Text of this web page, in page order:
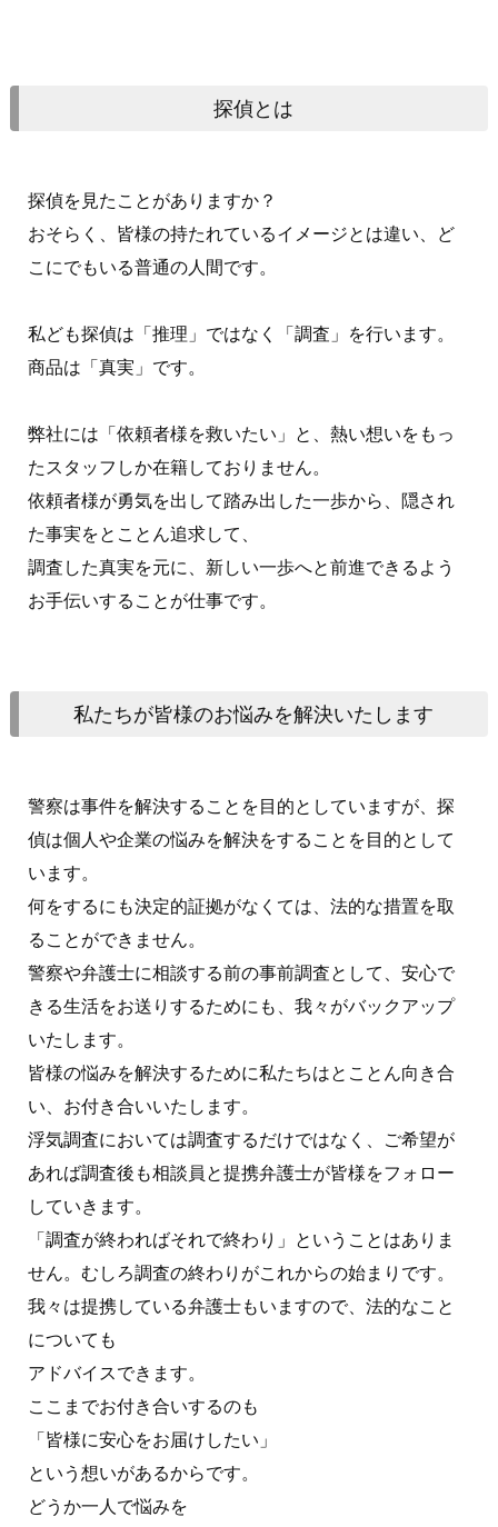
探偵とは
探偵を見たことがありますか？
おそらく、皆様の持たれているイメージとは違い、ど
こにでもいる普通の人間です。
私ども探偵は「推理」ではなく「調査」を行います。
商品は「真実」です。
弊社には「依頼者様を救いたい」と、熱い想いをもっ
たスタッフしか在籍しておりません。
依頼者様が勇気を出して踏み出した一歩から、隠され
た事実をとことん追求して、
調査した真実を元に、新しい一歩へと前進できるよう
お手伝いすることが仕事です。
私たちが皆様のお悩みを解決いたします
警察は事件を解決することを目的としていますが、探
偵は個人や企業の悩みを解決をすることを目的として
います。
何をするにも決定的証拠がなくては、法的な措置を取
ることができません。
警察や弁護士に相談する前の事前調査として、安心で
きる生活をお送りするためにも、我々がバックアップ
いたします。
皆様の悩みを解決するために私たちはとことん向き合
い、お付き合いいたします。
浮気調査においては調査するだけではなく、ご希望が
あれば調査後も相談員と提携弁護士が皆様をフォロー
していきます。
「調査が終わればそれで終わり」ということはありま
せん。むしろ調査の終わりがこれからの始まりです。
我々は提携している弁護士もいますので、法的なこと
についても
アドバイスできます。
ここまでお付き合いするのも
「皆様に安心をお届けしたい」
という想いがあるからです。
どうか一人で悩みを